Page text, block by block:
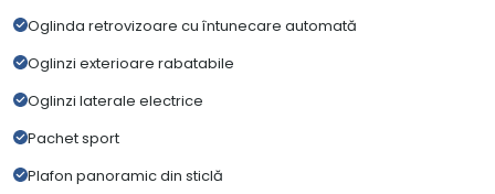
Oglinda retrovizoare cu întunecare automată
Oglinzi exterioare rabatabile
Oglinzi laterale electrice
Pachet sport
Plafon panoramic din sticlă